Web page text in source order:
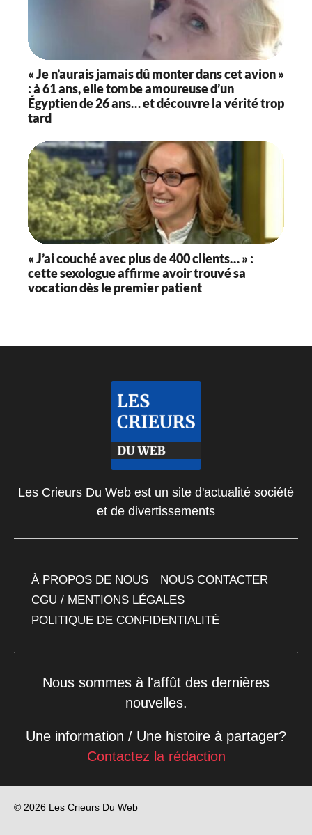
« Je n’aurais jamais dû monter dans cet avion »
: à 61 ans, elle tombe amoureuse d’un
Égyptien de 26 ans… et découvre la vérité trop
tard
« J’ai couché avec plus de 400 clients… » :
cette sexologue affirme avoir trouvé sa
vocation dès le premier patient
Les Crieurs Du Web est un site d'actualité société
et de divertissements
À PROPOS DE NOUS
NOUS CONTACTER
CGU / MENTIONS LÉGALES
POLITIQUE DE CONFIDENTIALITÉ
Nous sommes à l'affût des dernières
nouvelles.
Une information / Une histoire à partager?
Contactez la rédaction
© 2026 Les Crieurs Du Web